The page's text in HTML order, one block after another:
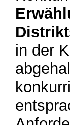
in der